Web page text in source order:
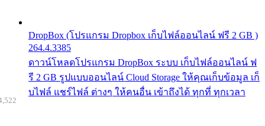
DropBox (โปรแกรม Dropbox เก็บไฟล์ออนไลน์ ฟรี 2 GB )
264.4.3385
ดาวน์โหลดโปรแกรม DropBox ระบบ เก็บไฟล์ออนไลน์ ฟ
รี 2 GB รูปแบบออนไลน์ Cloud Storage ให้คุณเก็บข้อมูล เก็
บไฟล์ แชร์ไฟล์ ต่างๆ ให้คนอื่น เข้าถึงได้ ทุกที่ ทุกเวลา